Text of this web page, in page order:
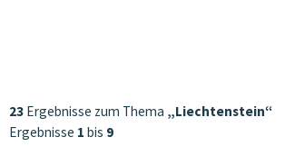
23 Ergebnisse zum Thema „Liechtenstein“
Ergebnisse 1 bis 9